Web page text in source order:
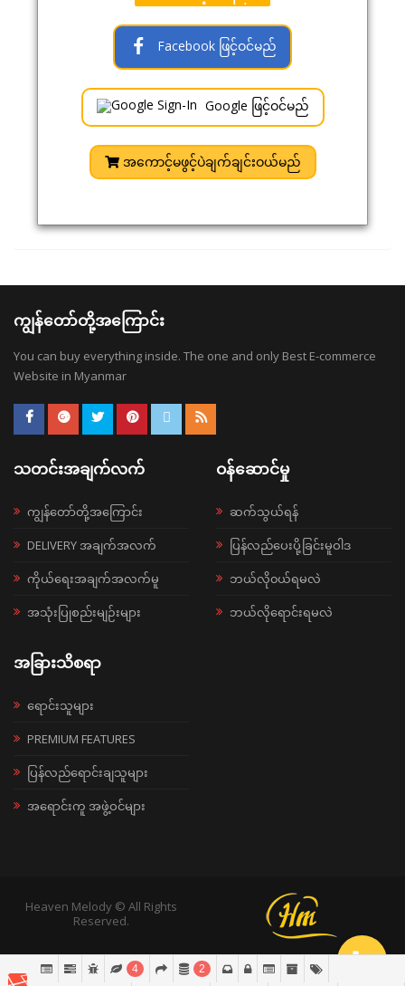
Facebook ဖြင့်ဝင်မည်
Google ဖြင့်ဝင်မည်
အကောင့်မဖွင့်ပဲချက်ချင်းဝယ်မည်
ကျွန်တော်တို့အကြောင်း
You can buy everything inside. The one and only Best E-commerce
Website in Myanmar
သတင်းအချက်လက်
ကျွန်တော်တို့အကြောင်း
DELIVERY အချက်အလက်
ကိုယ်ရေးအချက်အလက်မူ
အသုံးပြုစည်းမျဉ်းများ
ဝန်ဆောင်မှု
ဆက်သွယ်ရန်
ပြန်လည်ပေးပို့ခြင်းမူဝါဒ
ဘယ်လို၀ယ်ရမလဲ
ဘယ်လိုရောင်းရမလဲ
အခြားသိစရာ
ရောင်းသူများ
PREMIUM FEATURES
ပြန်လည်ရောင်းချသူများ
အရောင်းကူ အဖွဲ့ဝင်များ
Heaven Melody © All Rights
Reserved.
4 2